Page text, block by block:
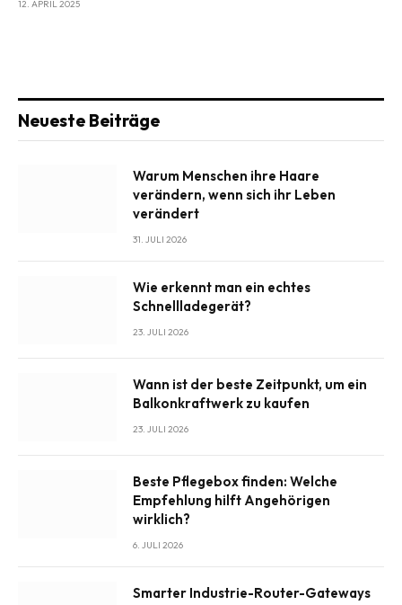
12. APRIL 2025
Neueste Beiträge
Warum Menschen ihre Haare
verändern, wenn sich ihr Leben
verändert
31. JULI 2026
Wie erkennt man ein echtes
Schnellladegerät?
23. JULI 2026
Wann ist der beste Zeitpunkt, um ein
Balkonkraftwerk zu kaufen
23. JULI 2026
Beste Pflegebox finden: Welche
Empfehlung hilft Angehörigen
wirklich?
6. JULI 2026
Smarter Industrie-Router-Gateways